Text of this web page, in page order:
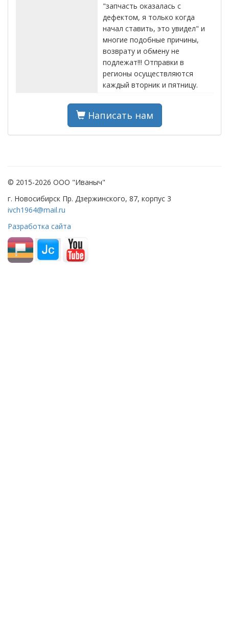
"запчасть оказалась с
дефектом, я только когда
начал ставить, это увидел" и
многие подобные причины,
возврату и обмену не
подлежат!!! Отправки в
регионы осуществляются
каждый вторник и пятницу.
Написать нам
© 2015-2026 ООО "Иваныч"
г. Новосибирск Пр. Дзержинского, 87, корпус 3
ivch1964@mail.ru
Разработка сайта